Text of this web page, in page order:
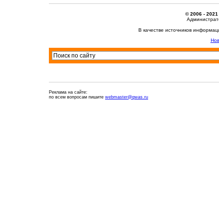
© 2006 - 2021
В качестве источников
Реклама на сайте:
по всем вопросам пишите webmaster@qwas.ru